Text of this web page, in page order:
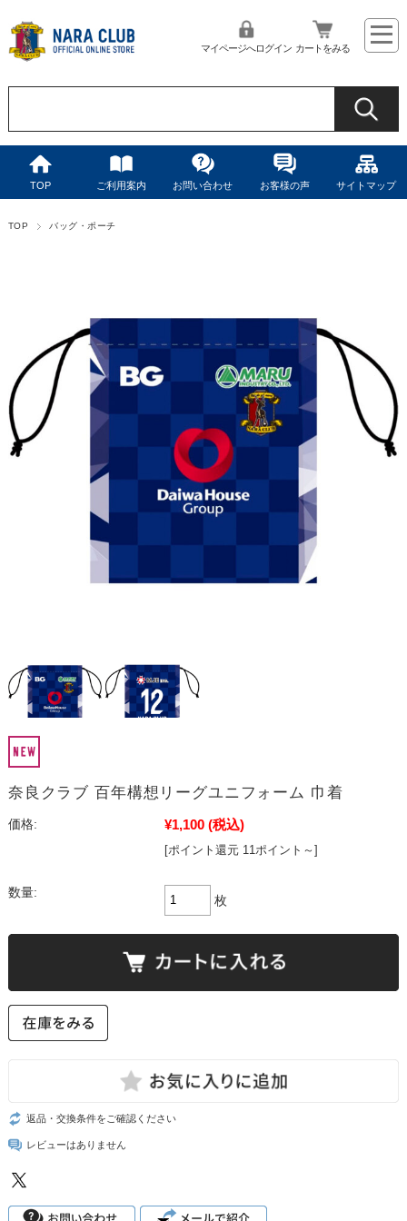
マイページへログイン カートをみる
TOP ご利用案内 お問い合わせ お客様の声 サイトマップ
TOP バッグ・ポーチ
奈良クラブ 百年構想リーグユニフォーム 巾着
価格: ¥1,100 (税込)
[ポイント還元 11ポイント～]
数量:
枚
返品・交換条件をご確認ください
レビューはありません